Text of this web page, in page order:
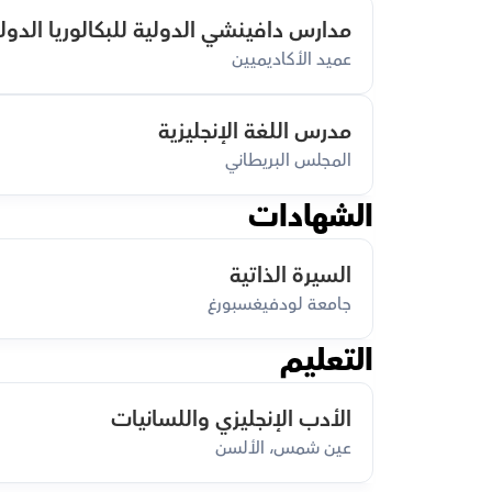
مدارس دافينشي الدولية للبكالوريا
عميد الأكاديميين
مدرس اللغة الإنجليزية
المجلس البريطاني
الشهادات
السيرة الذاتية
جامعة لودفيغسبورغ
التعليم
الأدب الإنجليزي واللسانيات
عين شمس، الألسن